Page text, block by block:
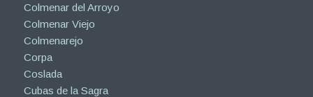
Colmenar del Arroyo
Colmenar Viejo
Colmenarejo
Corpa
Coslada
Cubas de la Sagra